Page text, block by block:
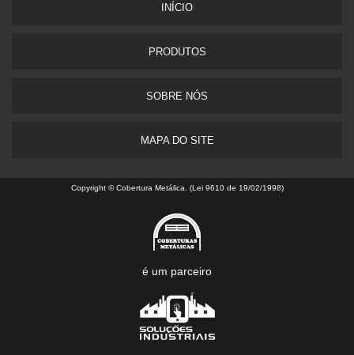
INÍCIO
PRODUTOS
SOBRE NÓS
MAPA DO SITE
Copyright © Cobertura Metálica. (Lei 9610 de 19/02/1998)
é um parceiro